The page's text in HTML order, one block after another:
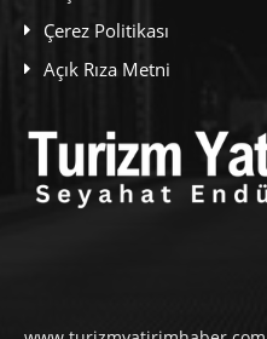
Çerez Politikası
Açık Rıza Metni